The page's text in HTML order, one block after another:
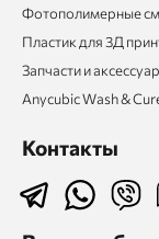
Фотополимерные
Пластик для 3Д
Запчасти и
Anycubic Wash &
Контакты